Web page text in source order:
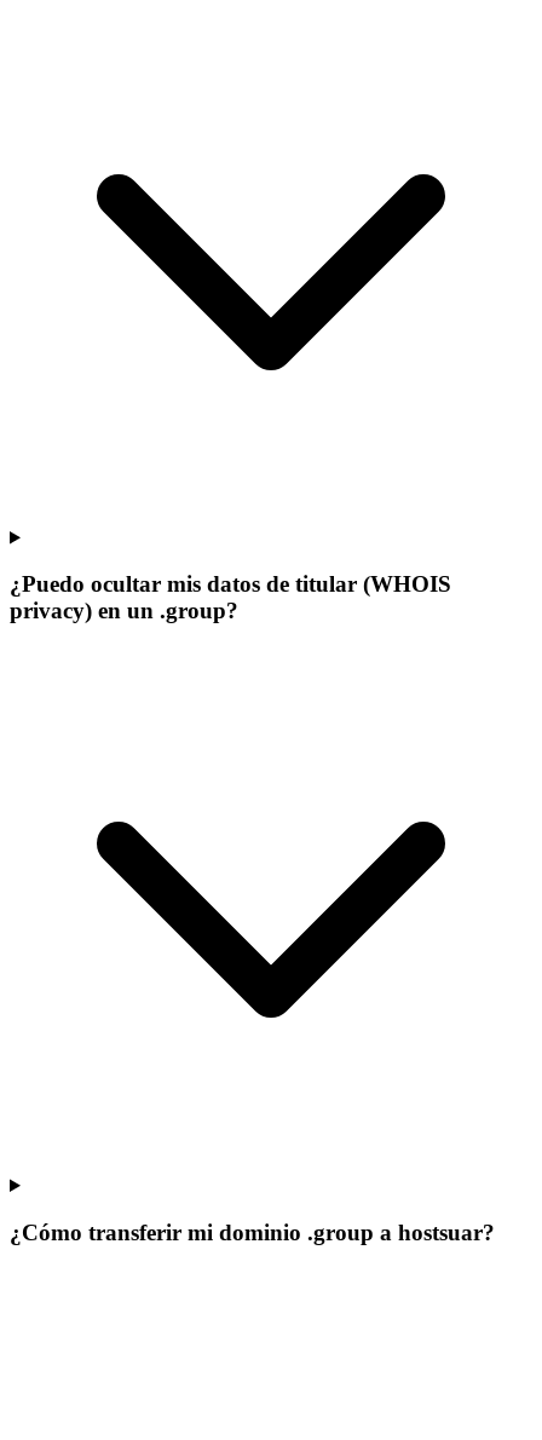
¿Puedo ocultar mis datos de titular (WHOIS
privacy) en un .group?
¿Cómo transferir mi dominio .group a hostsuar?